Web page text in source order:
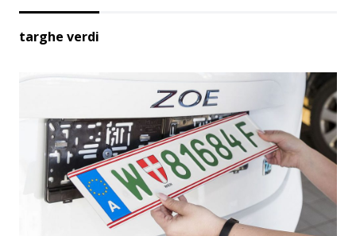
targhe verdi